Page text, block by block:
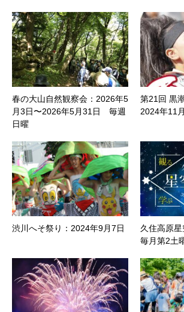
春の大山自然観察会：2026年5
月3日〜2026年5月31日 毎週
日曜
第21回 黒
2024年11
渋川へそ祭り：2024年9月7日
久住高原
毎月第2土